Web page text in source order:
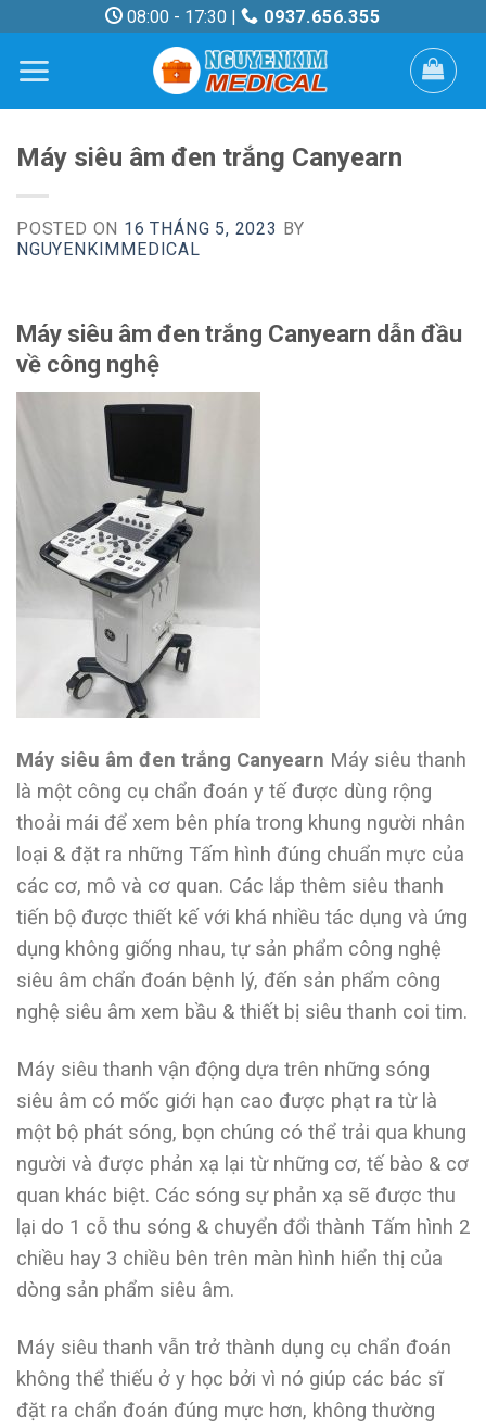
content
08:00 - 17:30 | 0937.656.355
Máy siêu âm đen trắng Canyearn
POSTED ON 16 THÁNG 5, 2023 BY
NGUYENKIMMEDICAL
Máy siêu âm đen trắng Canyearn dẫn đầu
về công nghệ
Máy siêu âm đen trắng Canyearn Máy siêu thanh
là một công cụ chẩn đoán y tế được dùng rộng
thoải mái để xem bên phía trong khung người nhân
loại & đặt ra những Tấm hình đúng chuẩn mực của
các cơ, mô và cơ quan. Các lắp thêm siêu thanh
tiến bộ được thiết kế với khá nhiều tác dụng và ứng
dụng không giống nhau, tự sản phẩm công nghệ
siêu âm chẩn đoán bệnh lý, đến sản phẩm công
nghệ siêu âm xem bầu & thiết bị siêu thanh coi tim.
Máy siêu thanh vận động dựa trên những sóng
siêu âm có mốc giới hạn cao được phạt ra từ là
một bộ phát sóng, bọn chúng có thể trải qua khung
người và được phản xạ lại từ những cơ, tế bào & cơ
quan khác biệt. Các sóng sự phản xạ sẽ được thu
lại do 1 cỗ thu sóng & chuyển đổi thành Tấm hình 2
chiều hay 3 chiều bên trên màn hình hiển thị của
dòng sản phẩm siêu âm.
Máy siêu thanh vẫn trở thành dụng cụ chẩn đoán
không thể thiếu ở y học bởi vì nó giúp các bác sĩ
đặt ra chẩn đoán đúng mực hơn, không thường